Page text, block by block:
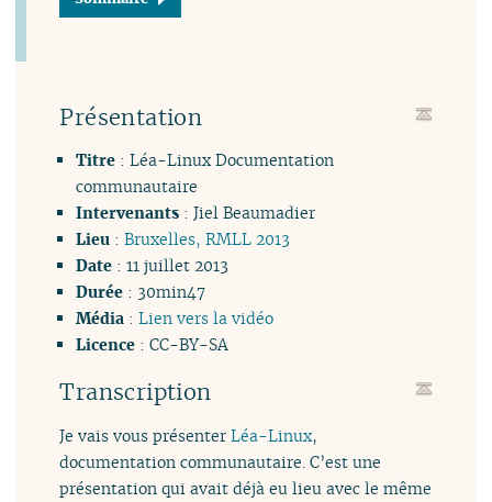
Présentation
Titre: Léa-Linux Documentation
communautaire
Intervenants: Jiel Beaumadier
Lieu: Bruxelles, RMLL 2013
Date: 11 juillet 2013
Durée: 30min47
Média: Lien vers la vidéo
Licence: CC-BY-SA
Transcription
Je vais vous présenterLéa-Linux,
documentation communautaire. C’est une
présentation qui avait déjà eu lieu avec le même